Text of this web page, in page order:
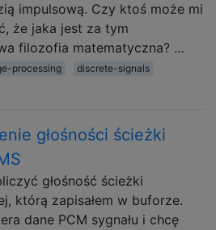
impulsową. Czy ktoś może mi
że jaka jest za tym
filozofia matematyczna? …
processing
discrete-signals
głośności ścieżki
głośność ścieżki
którą zapisałem w buforze.
dane PCM sygnału i chcę